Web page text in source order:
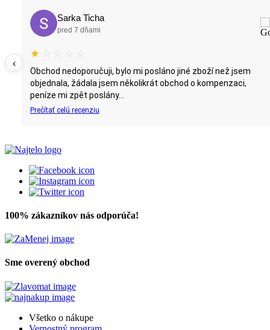
zboží než jsem
o kompenzaci,
Obchod odporúčam. Pozitívne
komunikáciu, sortiment, ceny
‹
100% zákazníkov nás odporúča!
Sme overený obchod
Všetko o nákupe